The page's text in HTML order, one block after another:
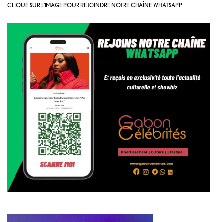
CLIQUE SUR L’IMAGE POUR REJOINDRE NOTRE CHAÎNE WHATSAPP